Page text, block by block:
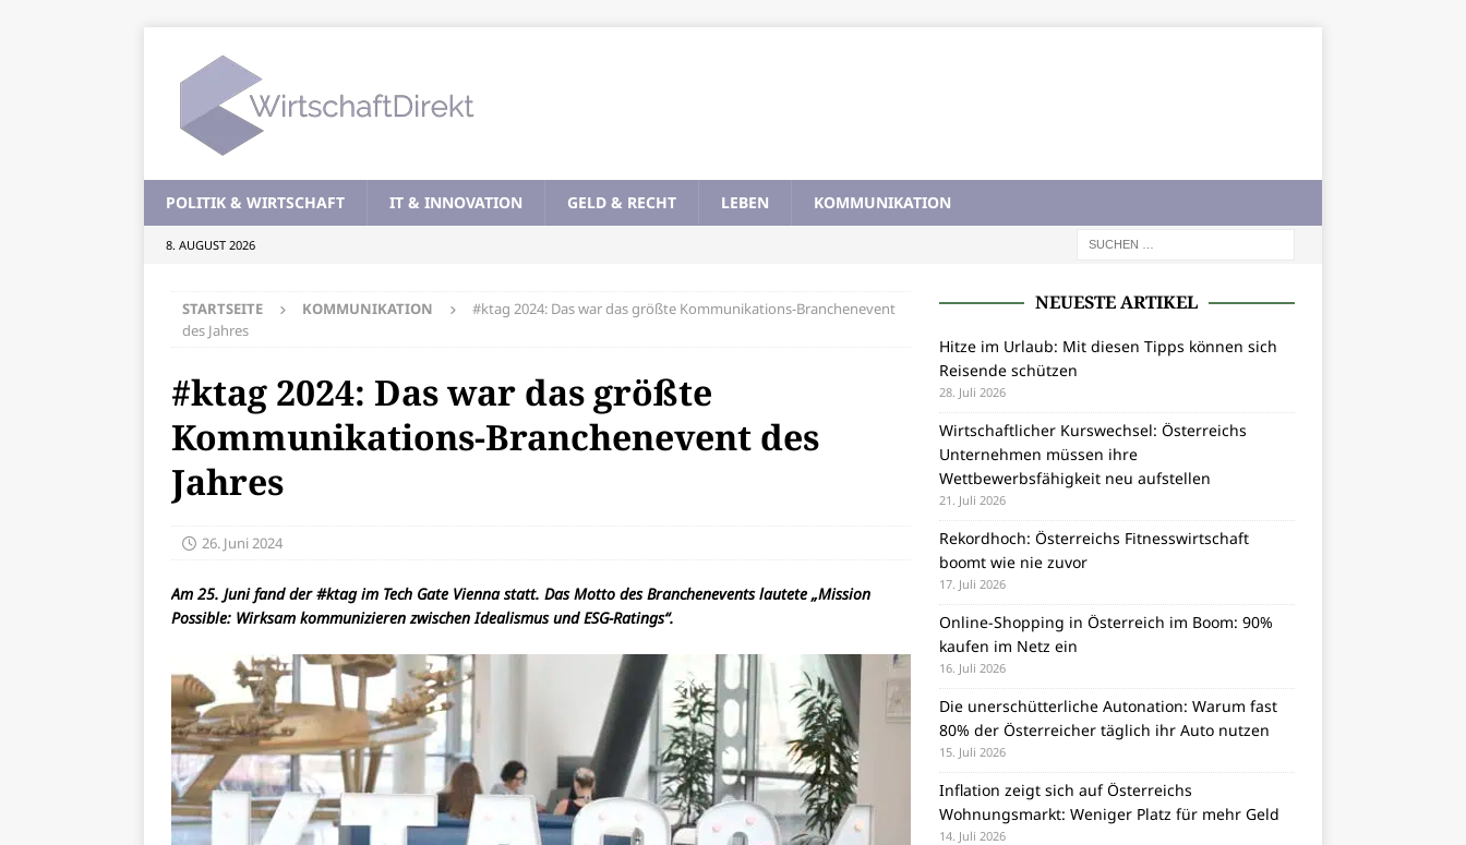
POLITIK & WIRTSCHAFT IT & INNOVATION GELD & RECHT LEBEN KOMMUNIKATION
8. AUGUST 2026
STARTSEITE KOMMUNIKATION
#ktag 2024: Das war das größte Kommunikations-Branchenevent
des Jahres
#ktag 2024: Das war das größte
Kommunikations-Branchenevent des
Jahres
26. Juni 2024
Am 25. Juni fand der #ktag im Tech Gate Vienna statt. Das Motto des Branchenevents lautete „Mission
Possible: Wirksam kommunizieren zwischen Idealismus und ESG-Ratings“.
NEUESTE ARTIKEL
Hitze im Urlaub: Mit diesen Tipps können sich
Reisende schützen
28. Juli 2026
Wirtschaftlicher Kurswechsel: Österreichs
Unternehmen müssen ihre
Wettbewerbsfähigkeit neu aufstellen
21. Juli 2026
Rekordhoch: Österreichs Fitnesswirtschaft
boomt wie nie zuvor
17. Juli 2026
Online-Shopping in Österreich im Boom: 90%
kaufen im Netz ein
16. Juli 2026
Die unerschütterliche Autonation: Warum fast
80% der Österreicher täglich ihr Auto nutzen
15. Juli 2026
Inflation zeigt sich auf Österreichs
Wohnungsmarkt: Weniger Platz für mehr Geld
14. Juli 2026